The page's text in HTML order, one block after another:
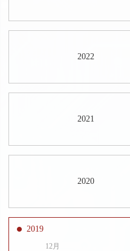
2022
2021
2020
2019
12月